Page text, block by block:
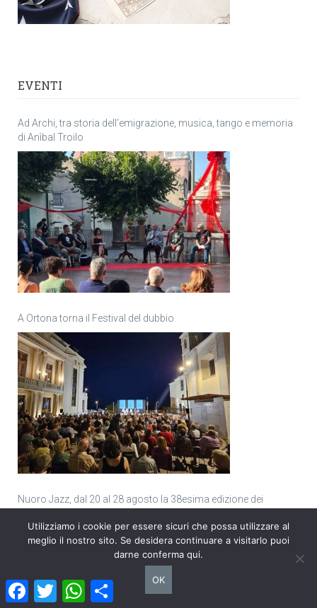
EVENTI
Ad Archi, tra storia dell’emigrazione, musica, tango e memoria
di Anìbal Troilo
A Ortona torna il Festival del dubbio
Nuoro Jazz, dal 20 al 28 agosto la 38esima edizione dei
FacebookTwitter WhatsAppCondividi
Utilizziamo i cookie per essere sicuri che possa utilizzare al
meglio il nostro sito. Se desidera continuare a visitarlo puoi
darne conferma qui.
OK